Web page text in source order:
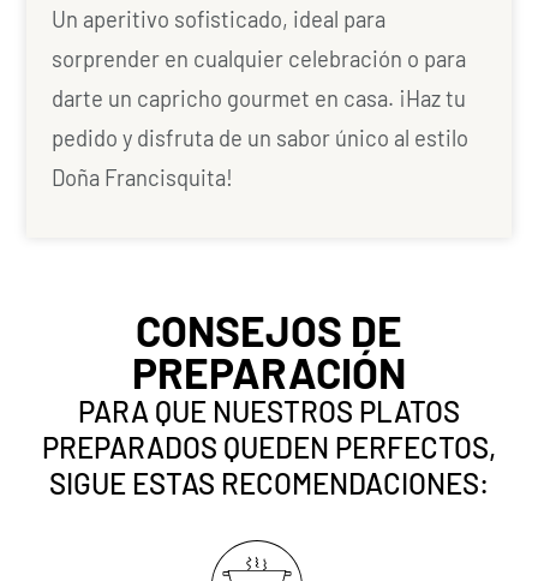
Un aperitivo sofisticado, ideal para
sorprender en cualquier celebración o para
darte un capricho gourmet en casa. ¡Haz tu
pedido y disfruta de un sabor único al estilo
Doña Francisquita!
CONSEJOS DE
PREPARACIÓN
PARA QUE NUESTROS PLATOS
PREPARADOS QUEDEN PERFECTOS,
SIGUE ESTAS RECOMENDACIONES: